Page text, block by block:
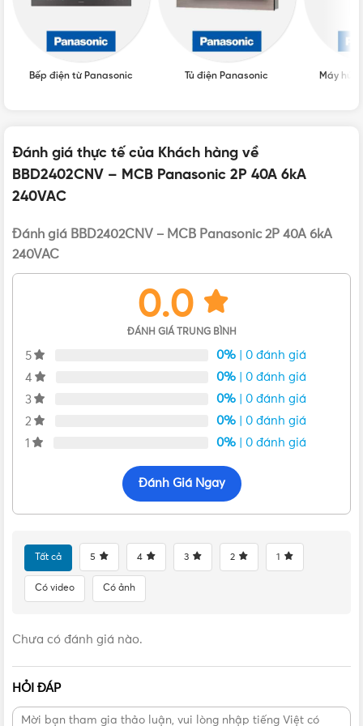
BẢNG GIÁ
Giá Aptomat Panasonic
LOẠI CB
Đặc điểm nổi bật của cầu dao BBD2402CNV
Sản phẩm sở hữu nhiều ưu điểm như:
Mặt trước của cầu dao MCB Panasonic BBD2402CNV
MCB chống giật Panasonic2P – 32A BBD2402CNV có
Bếp điện từ Panasonic Tủ điện Panasonic Máy hút
Đánh giá thực tế của Khách hàng về
BBD2402CNV – MCB Panasonic 2P 40A 6kA
240VAC
Đánh giá BBD2402CNV – MCB Panasonic 2P 40A 6kA
240VAC
0.0
ĐÁNH GIÁ TRUNG BÌNH
5 0% | 0 đánh giá
4
0% | 0 đánh giá
3
0% | 0 đánh giá
2
0% | 0 đánh giá
1
0% | 0 đánh giá
Đánh Giá Ngay
Tất cả 5 4 3 2 1
Có video Có ảnh
Chưa có đánh giá nào.
HỎI ĐÁP